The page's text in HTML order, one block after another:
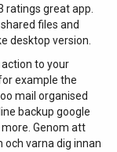
ratings great app.
files and
desktop version.
to your
example the
mail organised
backup google
Genom att
varna dig innan